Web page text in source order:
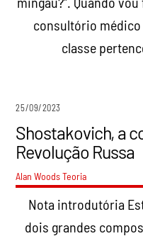
consultório médico
classe
25/09/2023
Shostakovich, a
Revolução Russa
Alan Woods Teoria
Nota introdutória
dois grandes